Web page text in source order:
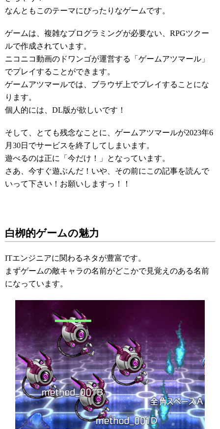
なんともこのテーマにぴったりなゲームです。
ゲームは、複雑なプログラミングが必要ない、RPGツクー
ルで作成されています。
ニコニコ動画のドワンゴが運営する「ゲームアツマール」
でプレイすることができます。
ゲームアツマールでは、ブラウザ上でプレイすることにな
ります。
個人的には、DL版が欲しいです！
そして、とても残念なことに、ゲームアツマールが2023年6
月30日でサービスを終了してしまいます。
遊べるのは正に「今だけ！」となっています。
さあ、今すぐ遊ぶんだ！いや、その前にこの記事を読んで
いって下さい！お願いしますっ！！
白栁的ゲームの魅力
ITエンジニアに関わるネタが豊富です。
まずゲームの敵キャラの名前がどこかで見覚えのある名前
になっています。